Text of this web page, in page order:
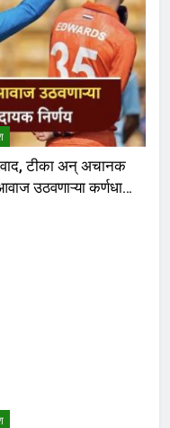
टीका अन् अचानक
उठवणाऱ्या कर्णधाराने